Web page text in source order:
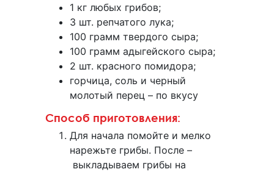
1 кг любых грибов;
3 шт. репчатого лука;
100 грамм твердого сыра;
100 грамм адыгейского сыра;
2 шт. красного помидора;
горчица, соль и черный
молотый перец – по вкусу
Способ приготовления:
Для начала помойте и мелко
нарежьте грибы. После –
выкладываем грибы на